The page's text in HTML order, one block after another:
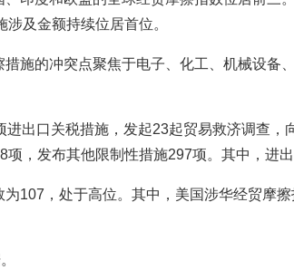
及金额持续位居首位。
施的冲突点聚焦于电子、化工、机械设备
出口关税措施，发起23起贸易救济调查
，发布其他限制性措施297项。其中，进
107，处于高位。其中，美国涉华经贸摩